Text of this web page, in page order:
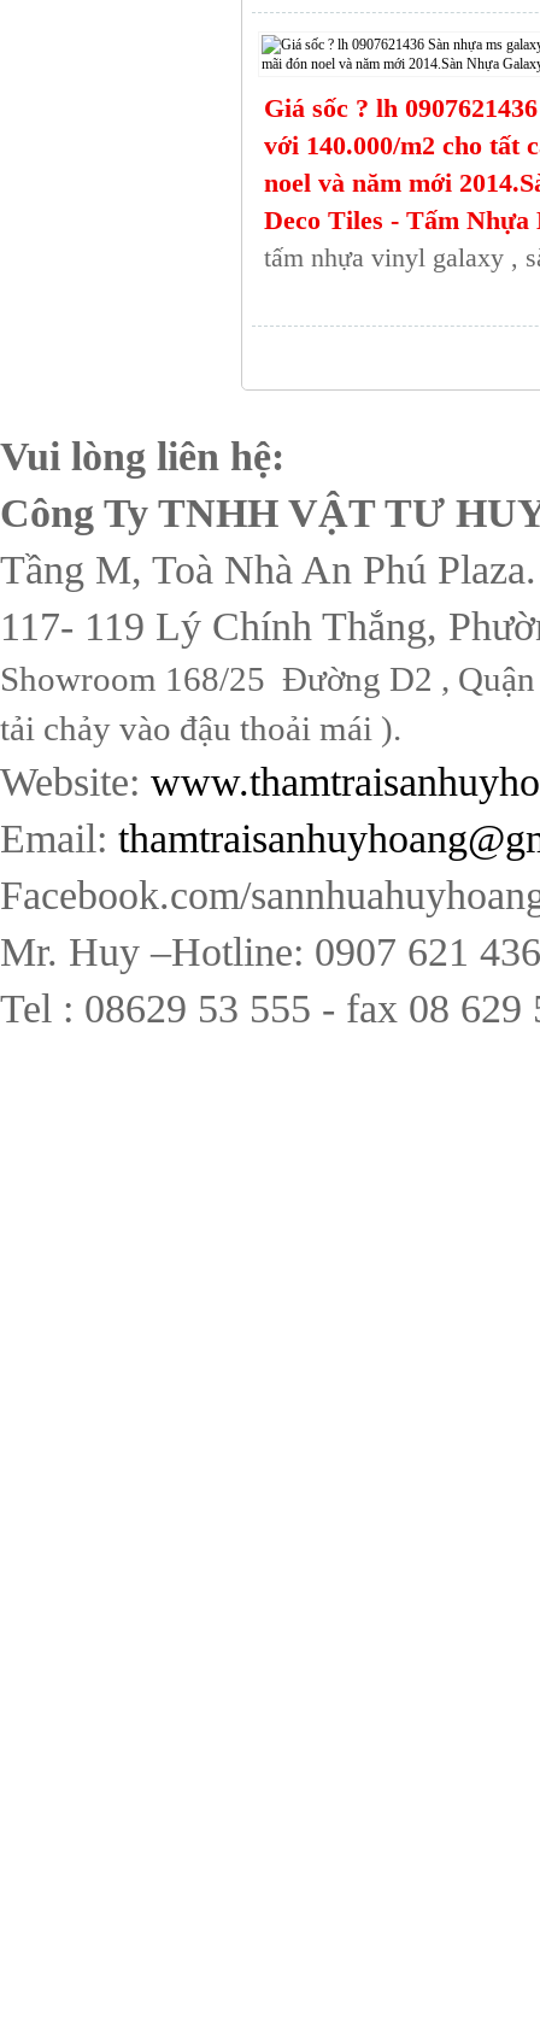
Giá sốc ? lh
với 140.000/m2 cho tất
noel và năm mới
Deco Tiles - Tấm Nhựa
tấm nhựa vinyl galaxy ,
Vui lòng liên hệ:
Công Ty TNHH VẬT TƯ
Tầng M, Toà Nhà An Phú Plaza.
117- 119 Lý Chính Thắng,
Showroom 168/25 Đường D2 ,
tải chảy vào đậu thoải mái ).
Website:
Email:
Facebook.com/
Mr. Huy –Hotline: 0907 621 436
Tel : 08629 53 555 - fax 08 629